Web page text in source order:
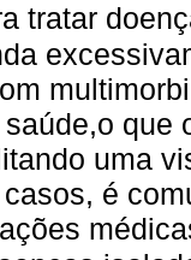
tratar
que
uma
é